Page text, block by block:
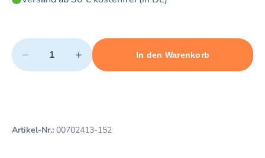
Quantity
− +
Minimum quantity: 1 Maximum quantity: 3
In den Warenkorb
Add 1 item to cart
Artikel-Nr.: 00702413-152